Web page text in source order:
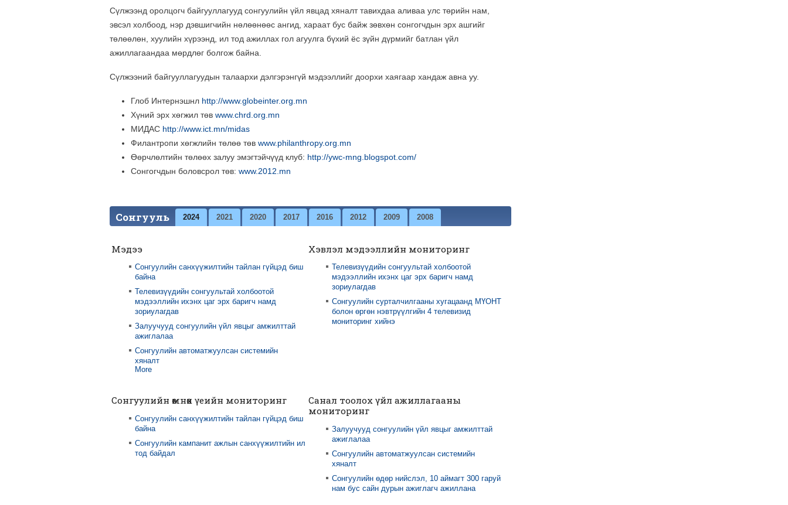
Сүлжээнд оролцогч байгууллагууд сонгуулийн үйл явцад хяналт тавихдаа аливаа улс төрийн нам,
эвсэл холбоод, нэр дэвшигчийн нөлөөнөөс ангид, хараат бус байж зөвхөн сонгогчдын эрх ашгийг
төлөөлөн, хуулийн хүрээнд, ил тод ажиллах гол агуулга бүхий ёс зүйн дүрмийг батлан үйл
ажиллагаандаа мөрдлөг болгож байна.
Сүлжээний байгууллагуудын талаархи дэлгэрэнгүй мэдээллийг доорхи хаягаар хандаж авна уу.
Глоб Интернэшнл http://www.globeinter.org.mn
Хүний эрх хөгжил төв www.chrd.org.mn
МИДАС http://www.ict.mn/midas
Филантропи хөгжлийн төлөө төв www.philanthropy.org.mn
Өөрчлөлтийн төлөөх залуу эмэгтэйчүүд клуб: http://ywc-mng.blogspot.com/
Сонгогчдын боловсрол төв: www.2012.mn
Сонгууль 2024 2021 2020 2017 2016 2012 2009 2008
Мэдээ
Сонгуулийн санхүүжилтийн тайлан гүйцэд биш
байна
Телевизүүдийн сонгуультай холбоотой
мэдээллийн ихэнх цаг эрх баригч намд
зориулагдав
Залуучууд сонгуулийн үйл явцыг амжилттай
ажиглалаа
Сонгуулийн автоматжуулсан системийн
хяналт
More
Хэвлэл мэдээллийн мониторинг
Телевизүүдийн сонгуультай холбоотой
мэдээллийн ихэнх цаг эрх баригч намд
зориулагдав
Сонгуулийн сурталчилгааны хугацаанд МҮОНТ
болон өргөн нэвтрүүлгийн 4 телевизид
мониторинг хийнэ
Сонгуулийн өмнөх үеийн мониторинг
Сонгуулийн санхүүжилтийн тайлан гүйцэд биш
байна
Сонгуулийн кампанит ажлын санхүүжилтийн ил
тод байдал
Санал тоолох үйл ажиллагааны
мониторинг
Залуучууд сонгуулийн үйл явцыг амжилттай
ажиглалаа
Сонгуулийн автоматжуулсан системийн
хяналт
Сонгуулийн өдөр нийслэл, 10 аймагт 300 гаруй
нам бус сайн дурын ажиглагч ажиллана